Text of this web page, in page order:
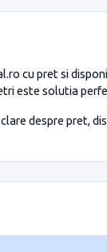
cu pret si
este solutia
despre pret,